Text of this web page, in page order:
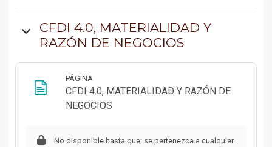
CFDI 4.0, MATERIALIDAD Y
RAZÓN DE NEGOCIOS
PÁGINA
CFDI 4.0, MATERIALIDAD Y RAZÓN DE
NEGOCIOS
No disponible hasta que: se pertenezca a cualquier